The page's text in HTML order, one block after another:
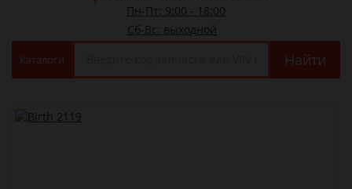
Пн-Пт: 9:00 - 18:00
Сб-Вс: выходной
Каталоги Найти